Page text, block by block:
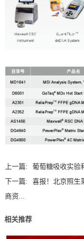
上一篇:
葡萄糖吸收实验
下一篇:
喜报！北京照生
商资...
相关推荐